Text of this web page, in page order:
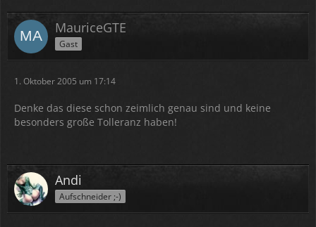
MauriceGTE
Gast
1. Oktober 2005 um 17:14
Denke das diese schon zeimlich genau sind und keine
besonders große Tolleranz haben!
Andi
Aufschneider ;-)